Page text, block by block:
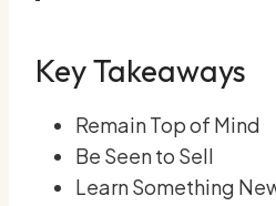
Key Takeaways
Remain Top of Mind
Be Seen to Sell
Learn Something